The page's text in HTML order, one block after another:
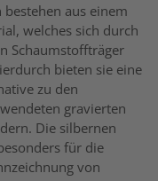
bestehen aus einem
welches sich durch
Schaumstoffträger
bieten sie eine
zu den
gravierten
Die silbernen
für die
von